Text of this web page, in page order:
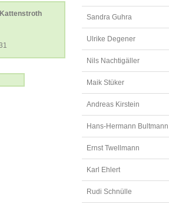
Sandra Guhra
Ulrike Degener
Nils Nachtigäller
Maik Stüker
Andreas Kirstein
Hans-Hermann Bultmann
Ernst Twellmann
Karl Ehlert
Rudi Schnülle